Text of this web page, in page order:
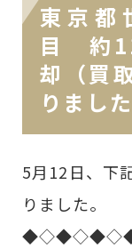
東京都
目 約
却（買
りました
5月12日、下
りました。